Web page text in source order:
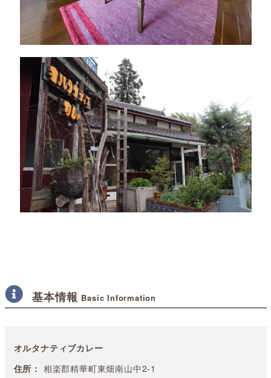
基本情報 Basic Information
オルタナティブカレー
住所： 相楽郡精華町東畑南山中2-1